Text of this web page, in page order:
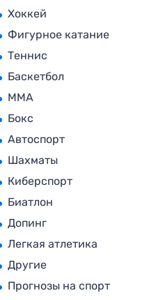
Хоккей
Фигурное катание
Теннис
Баскетбол
MMA
Бокс
Автоспорт
Шахматы
Киберспорт
Биатлон
Допинг
Легкая атлетика
Другие
Прогнозы на спорт